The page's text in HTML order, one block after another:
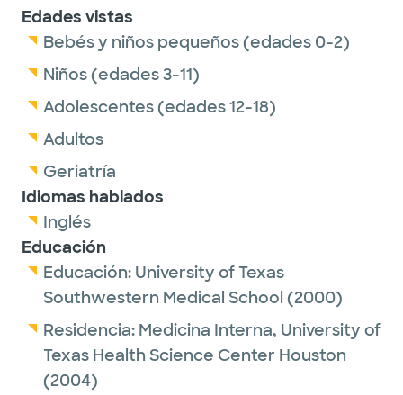
sleep disorders for the whole family. Many
lung and sleep diseases require a treatment
plan for long-term management to offer the
best quality of life possible. He strives to be
Dr. Harrykissoon is also board-certified in
critical care medicine, along with palliative
and hospice medicine.
When out of the clinic, Dr. Harrykissoon
enjoys traveling to experience cultural
diversity, hiking and spending time with his
wife.
Edades vistas
Bebés y niños pequeños (edades 0-2)
Niños (edades 3-11)
Adolescentes (edades 12-18)
Adultos
Geriatría
Idiomas hablados
Inglés
Educación
Educación: University of Texas
Southwestern Medical School (2000)
Residencia: Medicina Interna, University of
Texas Health Science Center Houston
(2004)